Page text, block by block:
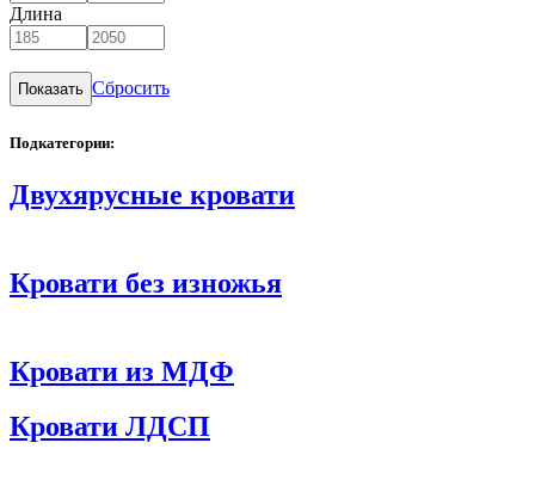
Длина
Сбросить
Подкатегории:
Двухярусные кровати
Кровати без изножья
Кровати из МДФ
Кровати ЛДСП